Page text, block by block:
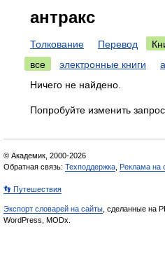
антракс
Толкование Перевод
все
электронные книги
Ничего не найдено.
Попробуйте изменить запрос
© Академик, 2000-2026
Обратная связь: Техподдержка Реклама на
👣 Путешествия
Экспорт словарей на сайты , сделанные на
WordPress, MODx.